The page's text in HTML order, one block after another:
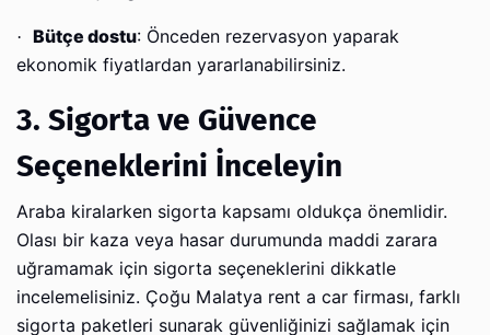
· Bütçe dostu: Önceden rezervasyon yaparak
ekonomik fiyatlardan yararlanabilirsiniz.
3. Sigorta ve Güvence
Seçeneklerini İnceleyin
Araba kiralarken sigorta kapsamı oldukça önemlidir.
Olası bir kaza veya hasar durumunda maddi zarara
uğramamak için sigorta seçeneklerini dikkatle
incelemelisiniz. Çoğu Malatya rent a car firması, farklı
sigorta paketleri sunarak güvenliğinizi sağlamak için